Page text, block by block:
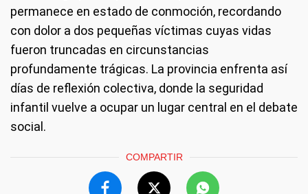
permanece en estado de conmoción, recordando
con dolor a dos pequeñas víctimas cuyas vidas
fueron truncadas en circunstancias
profundamente trágicas. La provincia enfrenta así
días de reflexión colectiva, donde la seguridad
infantil vuelve a ocupar un lugar central en el debate
social.
COMPARTIR